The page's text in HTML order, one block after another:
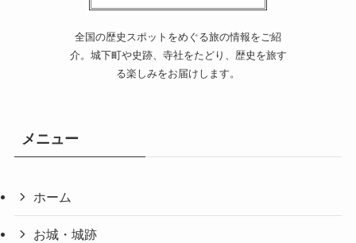
全国の歴史スポットをめぐる旅の情報をご紹
介。城下町や史跡、寺社をたどり、歴史を旅す
る楽しみをお届けします。
メニュー
ホーム
お城・城跡